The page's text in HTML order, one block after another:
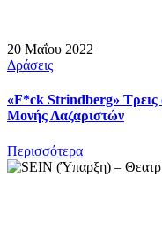
20 Μαΐου 2022
Δράσεις
«F*ck Strindberg»
Μονής Λαζαριστών
Περισσότερα